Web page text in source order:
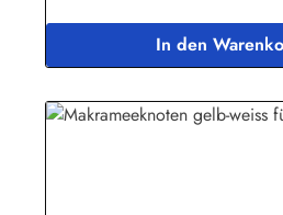
In den